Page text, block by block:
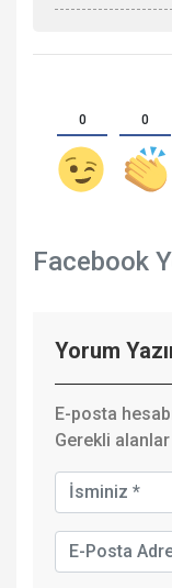
0 0
Facebook
Yorum
E-posta
Gerekli alanlar